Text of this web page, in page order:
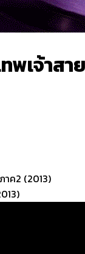
พเจ้าสา
าค2 (2013)